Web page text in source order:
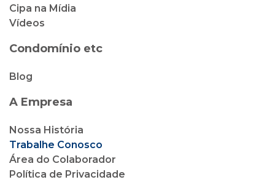
Cipa na Mídia
Vídeos
Condomínio etc
Blog
A Empresa
Nossa História
Trabalhe Conosco
Área do Colaborador
Política de Privacidade